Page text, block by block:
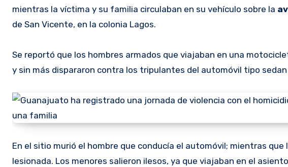
mientras la víctima y su familia circulaban en su vehículo sobre la
de San Vicente, en la colonia Lagos.
Se reportó que los hombres armados que viajaban en una
y sin más dispararon contra los tripulantes del automóvil tipo sedan
En el sitio murió el hombre que conducía el automóvil; mientras
lesionada. Los menores salieron ilesos, ya que viajaban en el